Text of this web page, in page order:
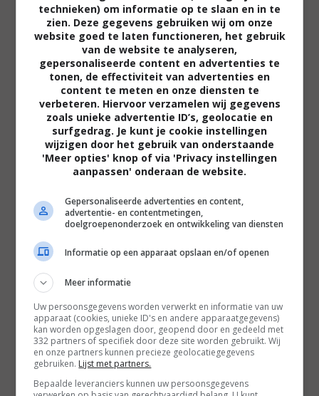
"Paul Giamatti stijgt boven zichzelf uit als
de fantastische Barney in een film die bol
staat van acteertalent en sterke
personages."
Filmtotaal
Recensie
Regie: Richard J. Lewis |Cast:Paul Giamatti
Panofski), Rosamund Pike (Miriam Grant
Panofsky), Scott Speedman (Boogie), Minnie
Driver (Barneys tweede vrouw ), e.a. |
Speelduur:134 minuten |Jaar:2010
Het is een droomscenario voor veel producenten:
technieken) om informatie op te slaan en in te
zien. Deze gegevens gebruiken wij om onze
website goed te laten functioneren, het gebruik
van de website te analyseren,
gepersonaliseerde content en advertenties te
tonen, de effectiviteit van advertenties en
content te meten en onze diensten te
verbeteren. Hiervoor verzamelen wij gegevens
zoals unieke advertentie ID’s, geolocatie en
surfgedrag. Je kunt je cookie instellingen
wijzigen door het gebruik van onderstaande
'Meer opties' knop of via 'Privacy instellingen
aanpassen' onderaan de website.
Gepersonaliseerde advertenties en content,
advertentie- en contentmetingen,
doelgroepenonderzoek en ontwikkeling van diensten
Informatie op een apparaat opslaan en/of openen
Meer informatie
Uw persoonsgegevens worden verwerkt en informatie van uw
apparaat (cookies, unieke ID's en andere apparaatgegevens)
kan worden opgeslagen door, geopend door en gedeeld met
332 partners of specifiek door deze site worden gebruikt. Wij
en onze partners kunnen precieze geolocatiegegevens
gebruiken. Lijst met partners.
Bepaalde leveranciers kunnen uw persoonsgegevens